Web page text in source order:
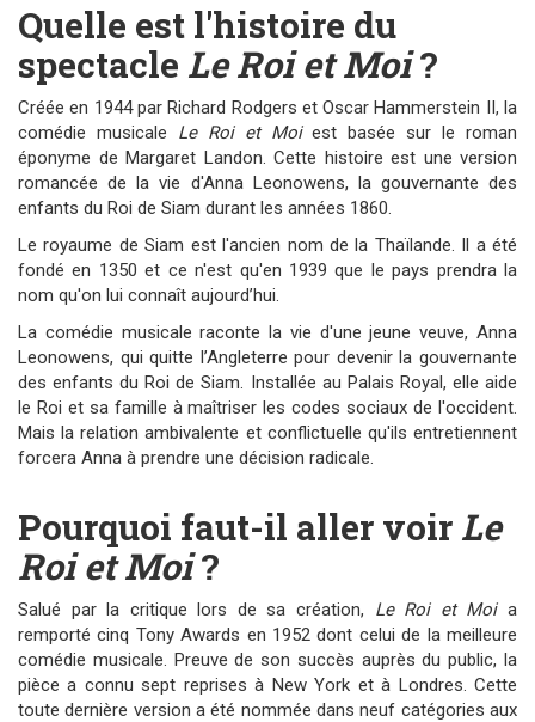
Quelle est l'histoire du
spectacle Le Roi et Moi?
Créée en 1944 par Richard Rodgers et Oscar Hammerstein II, la
comédie musicale Le Roi et Moiest basée sur le roman
éponyme de Margaret Landon. Cette histoire est une version
romancée de la vie d'Anna Leonowens, la gouvernante des
enfants du Roi de Siam durant les années 1860.
Le royaume de Siam est l'ancien nom de la Thaïlande. Il a été
fondé en 1350 et ce n'est qu'en 1939 que le pays prendra la
nom qu'on lui connaît aujourd’hui.
La comédie musicale raconte la vie d'une jeune veuve, Anna
Leonowens, qui quitte l’Angleterre pour devenir la gouvernante
des enfants du Roi de Siam. Installée au Palais Royal, elle aide
le Roi et sa famille à maîtriser les codes sociaux de l'occident.
Mais la relation ambivalente et conflictuelle qu'ils entretiennent
forcera Anna à prendre une décision radicale.
Pourquoi faut-il aller voir Le
Roi et Moi?
Salué par la critique lors de sa création, Le Roi et Moia
remporté cinq Tony Awards en 1952 dont celui de la meilleure
comédie musicale. Preuve de son succès auprès du public, la
pièce a connu sept reprises à New York et à Londres. Cette
toute dernière version a été nommée dans neuf catégories aux